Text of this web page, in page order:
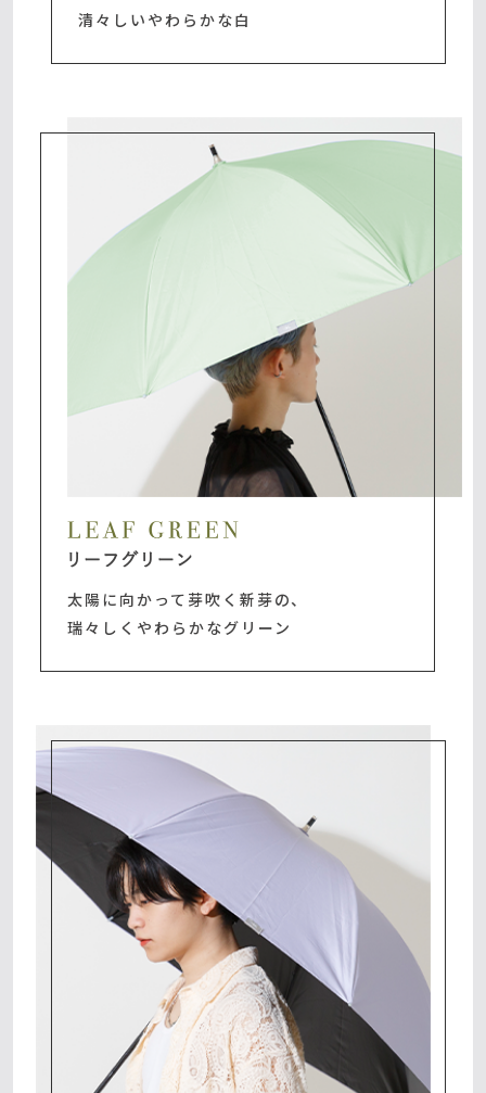
清々しいやわらかな白
太陽に向かって芽吹く新芽の、
瑞々しくやわらかなグリーン